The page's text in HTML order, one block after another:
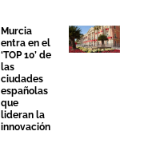
Murcia
entra en el
‘TOP 10’ de
las
ciudades
españolas
que
lideran la
innovación